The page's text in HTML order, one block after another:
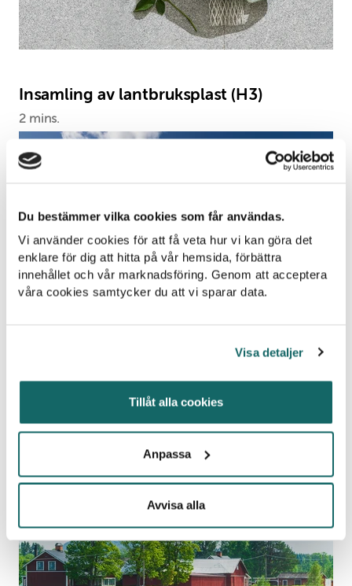
Du bestämmer vilka cookies som får användas.
Vi använder cookies för att få veta hur vi kan göra det
enklare för dig att hitta på vår hemsida, förbättra
innehållet och vår marknadsföring. Genom att acceptera
våra cookies samtycker du att vi sparar data.
Visa detaljer
Tillåt alla cookies
Anpassa
Avvisa alla
Insamling av lantbruksplast (H3)
2 mins.
Informera lantbrukare (H2)